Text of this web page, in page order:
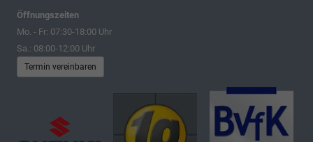
Öffnungszeiten
Mo. - Fr: 07:30-18:00 Uhr
Sa.: 08:00-12:00 Uhr
Termin vereinbaren